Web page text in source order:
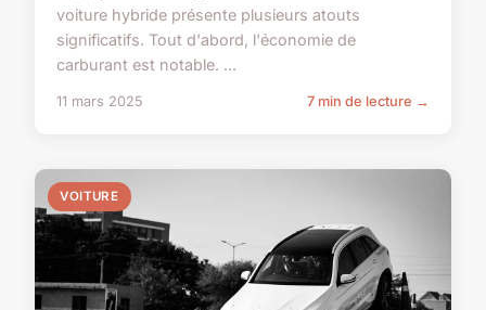
voiture hybride présente plusieurs atouts
significatifs. Tout d'abord, l'économie de
carburant est notable. ...
11 mars 2025 7 min de lecture →
VOITURE